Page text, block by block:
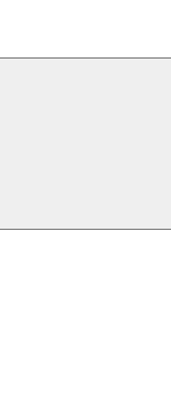
Suchen